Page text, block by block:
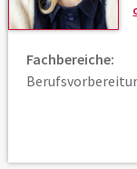
Fachbereiche: